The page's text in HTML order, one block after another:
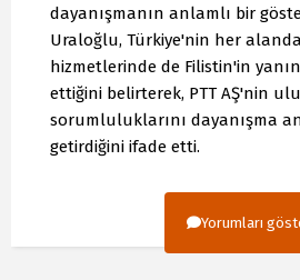
dayanışmanın anlamlı bir
Uraloğlu, Türkiye'nin her
hizmetlerinde de Filistin'in
ettiğini belirterek, PTT AŞ'nin
sorumluluklarını dayanışma
getirdiğini ifade etti.
Yorumları